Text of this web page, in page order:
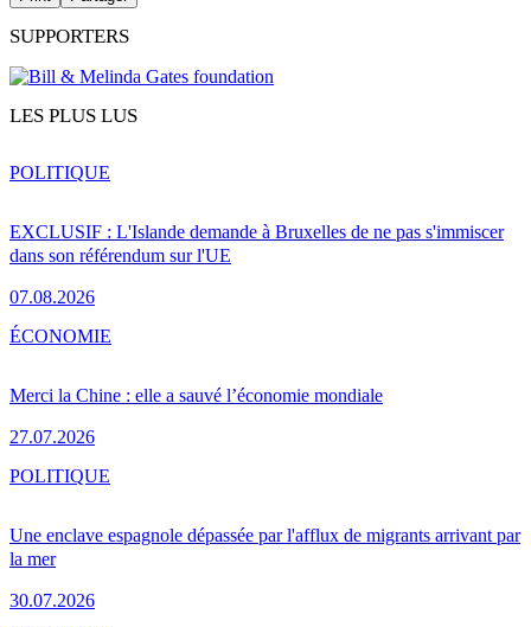
SUPPORTERS
LES PLUS LUS
EXCLUSIF : L'Islande demande à Bruxelles de ne pas s'immiscer
dans son référendum sur l'UE
07.08.2026
POLITIQUE
Merci la Chine : elle a sauvé l’économie mondiale
27.07.2026
ÉCONOMIE
Une enclave espagnole dépassée par l'afflux de migrants arrivant par
la mer
30.07.2026
POLITIQUE